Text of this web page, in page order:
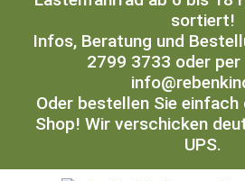
sortiert!
Infos, Beratung und
2799 3733 oder per
Oder bestellen Sie einfach
Shop! Wir verschicken
UPS.